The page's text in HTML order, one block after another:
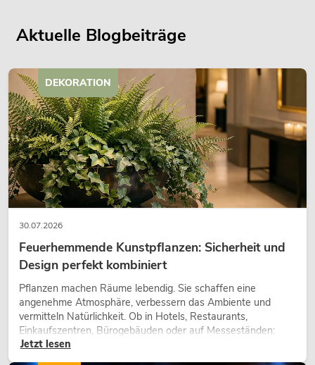
Aktuelle Blogbeiträge
30.07.2026
Feuerhemmende Kunstpflanzen: Sicherheit und
Design perfekt kombiniert
Pflanzen machen Räume lebendig. Sie schaffen eine
angenehme Atmosphäre, verbessern das Ambiente und
vermitteln Natürlichkeit. Ob in Hotels, Restaurants,
Einkaufszentren, Bürogebäuden oder auf Messeständen:
eine hochwertige Begrünung gehört heute längst zum
Jetzt lesen
DEKORATION